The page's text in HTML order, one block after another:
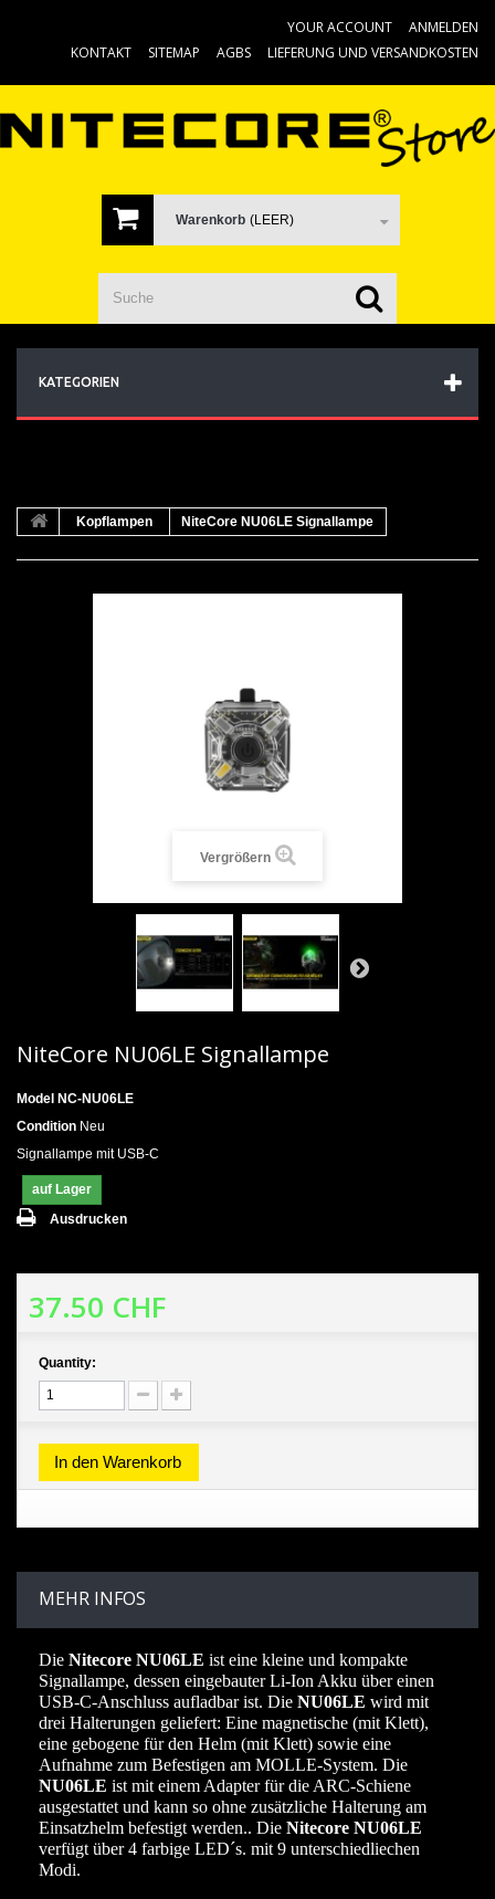
ANMELDEN
YOUR ACCOUNT
KONTAKT
SITEMAP AGBS LIEFERUNG UND VERSANDKOSTEN
Warenkorb (LEER)
KATEGORIEN
Kopflampen NiteCore NU06LE Signallampe
Vergrößern
NiteCore NU06LE Signallampe
Model NC-NU06LE
Condition Neu
Signallampe mit USB-C
auf Lager
Ausdrucken
37.50 CHF
Quantity:
In den Warenkorb
MEHR INFOS
Die Nitecore NU06LE ist eine kleine und kompakte
Signallampe, dessen eingebauter Li-Ion Akku über einen
USB-C-Anschluss aufladbar ist. Die NU06LE wird mit
drei Halterungen geliefert: Eine magnetische (mit Klett),
eine gebogene für den Helm (mit Klett) sowie eine
Aufnahme zum Befestigen am MOLLE-System. Die
NU06LE ist mit einem Adapter für die ARC-Schiene
ausgestattet und kann so ohne zusätzliche Halterung am
Einsatzhelm befestigt werden.. Die Nitecore NU06LE
verfügt über 4 farbige LED´s. mit 9 unterschiedliechen
Modi.